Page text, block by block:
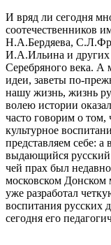
И вряд ли сегодня
соотечественников
Н.А.Бердяева,
И.А.Ильина и других
Серебряного века. А
идеи, заветы по-
нашу жизнь, жизнь
волею истории
часто говорим о том,
культурное
представляем себе:
выдающийся
чей прах был
московском Донском
уже разработал
воспитания русских
сегодня его